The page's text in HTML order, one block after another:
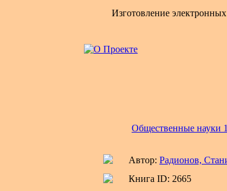
Изготовление
Общественные науки 1
Автор: Радионов,
Книга ID: 2665